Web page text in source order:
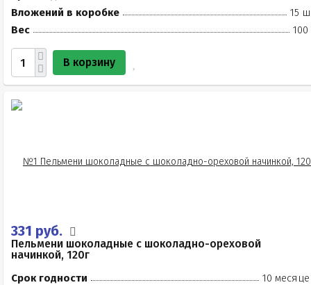
Вложений в коробке
15
Вес
100
В корзину
331 руб.
Пельмени шоколадные с шоколадно-ореховой
начинкой, 120г
Срок годности
10